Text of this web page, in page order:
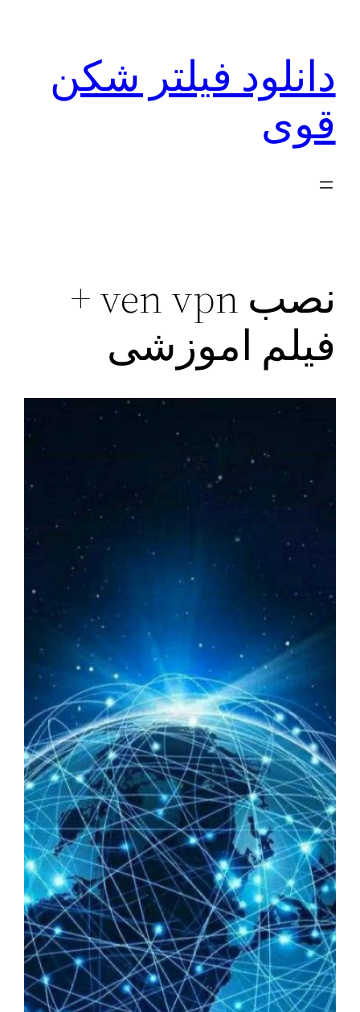
دانلود فیلتر شکن
قوی
نصب ven vpn +
فیلم اموزشی